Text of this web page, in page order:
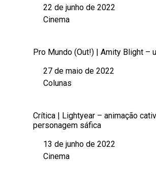
Data
22 de junho de 2022
Em relação a
Cinema
Pro Mundo (Out!) | Amity Blight –
Data
27 de maio de 2022
Em relação a
Colunas
Crítica | Lightyear – animação
personagem sáfica
Data13 de junho de 2022
Em relação a
Cinema